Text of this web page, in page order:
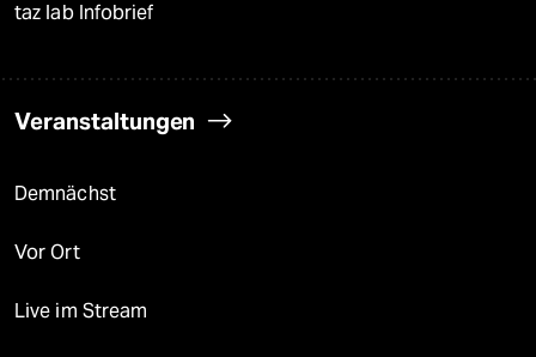
taz lab Infobrief
Veranstaltungen
Demnächst
Vor Ort
Live im Stream